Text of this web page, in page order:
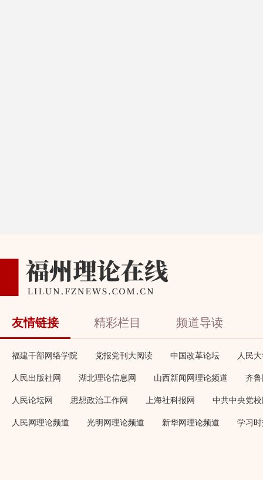
友情链接 精彩栏目 频道导读
福建干部网络学院 党报党刊大阅读 中国改革论坛 人民
人民出版社网 湖北理论信息网 山西新闻网理论频道 齐
人民论坛网 思想政治工作网 上海社科报网 中共中央党
人民网理论频道 光明网理论频道 新华网理论频道 学习